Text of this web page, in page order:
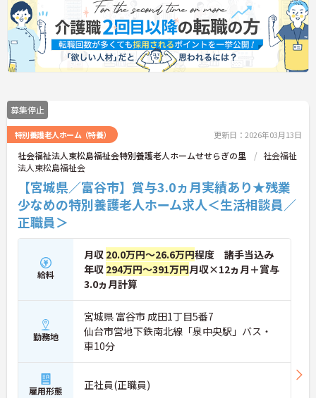
募集停止
特別養護老人ホーム（特養） 更新日：2026年03月13日
社会福祉法人東松島福祉会特別養護老人ホームせせらぎの里
社会福祉
法人東松島福祉会
【宮城県／富谷市】賞与3.0ヵ月実績あり★残業
少なめの特別養護老人ホーム求人＜生活相談員／
正職員＞
給料
月収 20.0万円～26.6万円程度 諸手当込み
年収 294万円～391万円月収×12ヵ月＋賞与
3.0ヵ月計算
勤務地
宮城県 富谷市 成田1丁目5番7
仙台市営地下鉄南北線「泉中央駅」バス・
車10分
雇用形態 正社員(正職員)